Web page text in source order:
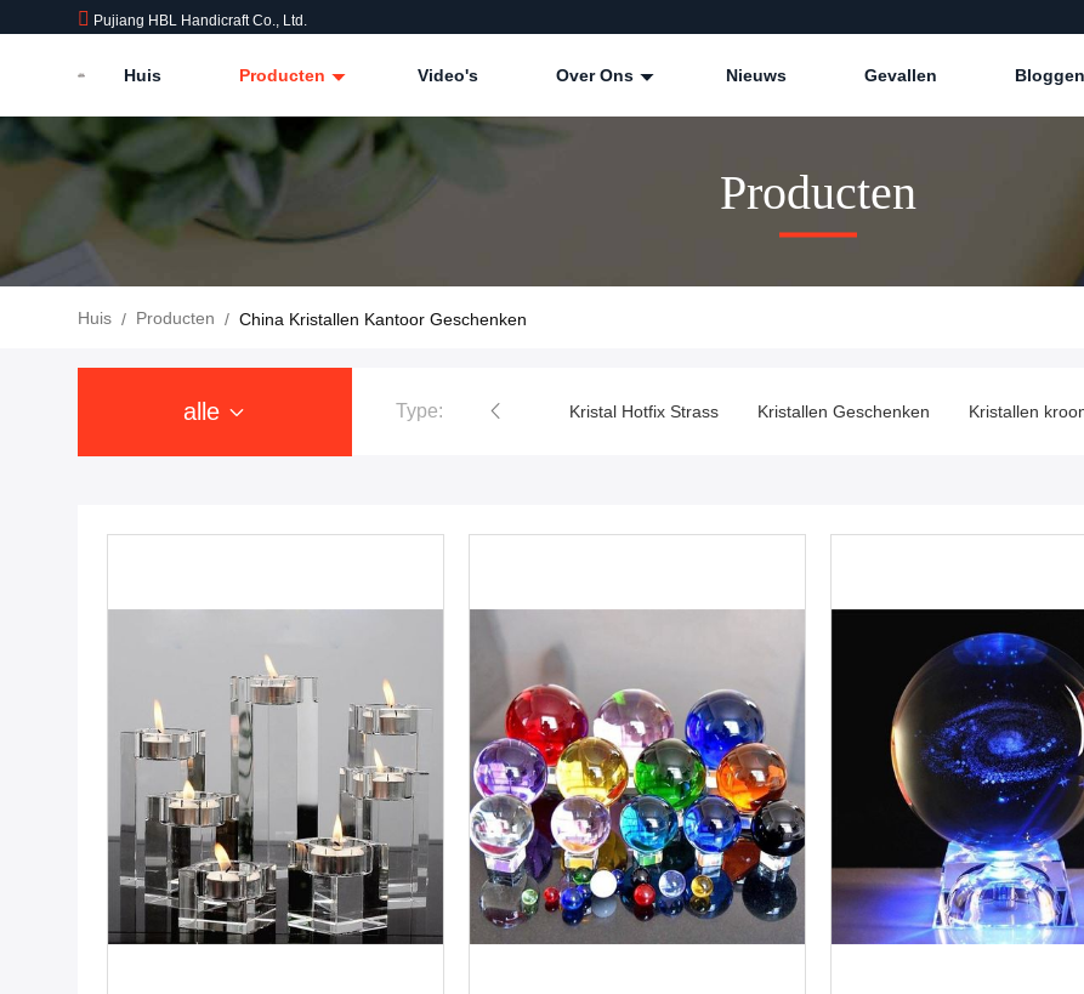
Pujiang HBL Handicraft Co., Ltd.
Huis Producten Video's Over Ons Nieuws Gevallen Bloggen
Producten
Huis / Producten / China Kristallen Kantoor Geschenken
alle Type: Kristal Hotfix Strass Kristallen Geschenken Kristallen